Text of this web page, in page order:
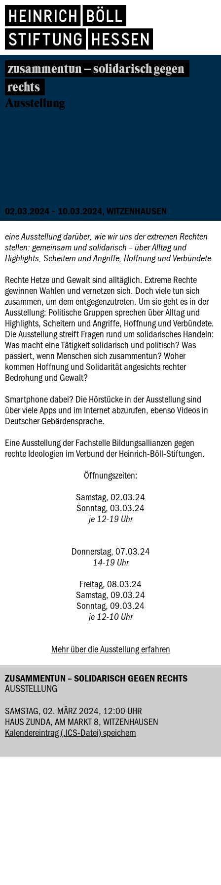
zusammentun – solidarisch gegen
rechts
Ausstellung
02.03.2024 – 10.03.2024, WITZENHAUSEN
eine Ausstellung darüber, wie wir uns der extremen Rechten
stellen: gemeinsam und solidarisch – über Alltag und
Highlights, Scheitern und Angriffe, Hoffnung und Verbündete
Rechte Hetze und Gewalt sind alltäglich. Extreme Rechte
gewinnen Wahlen und vernetzen sich. Doch viele tun sich
zusammen, um dem entgegenzutreten. Um sie geht es in der
Ausstellung: Politische Gruppen sprechen über Alltag und
Highlights, Scheitern und Angriffe, Hoffnung und Verbündete.
Die Ausstellung streift Fragen rund um solidarisches Handeln:
Was macht eine Tätigkeit solidarisch und politisch? Was
passiert, wenn Menschen sich zusammentun? Woher
kommen Hoffnung und Solidarität angesichts rechter
Bedrohung und Gewalt?
Smartphone dabei? Die Hörstücke in der Ausstellung sind
über viele Apps und im Internet abzurufen, ebenso Videos in
Deutscher Gebärdensprache.
Eine Ausstellung der Fachstelle Bildungsallianzen gegen
rechte Ideologien im Verbund der Heinrich-Böll-Stiftungen.
Öffnungszeiten:
Samstag, 02.03.24
Sonntag, 03.03.24
je 12-19 Uhr
Donnerstag, 07.03.24
14-19 Uhr
Freitag, 08.03.24
Samstag, 09.03.24
Sonntag, 09.03.24
je 12-10 Uhr
Mehr über die Ausstellung erfahren
ZUSAMMENTUN – SOLIDARISCH GEGEN RECHTS
AUSSTELLUNG
SAMSTAG, 02. MÄRZ 2024, 12:00 UHR
HAUS ZUNDA, AM MARKT 8, WITZENHAUSEN
Kalendereintrag (.ICS-Datei) speichern